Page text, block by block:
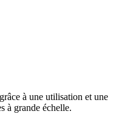
à une utilisation et une
à grande échelle.